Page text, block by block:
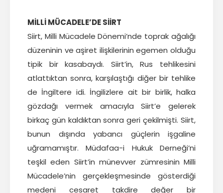
MİLLİ MÜCADELE’DE SİİRT
Siirt, Milli Mücadele Dönemi’nde toprak ağalığı
düzeninin ve aşiret ilişkilerinin egemen olduğu
tipik bir kasabaydı. Siirt’in, Rus tehlikesini
atlattıktan sonra, karşılaştığı diğer bir tehlike
de İngiltere idi. İngilizlere ait bir birlik, halka
gözdağı vermek amacıyla Siirt’e gelerek
birkaç gün kaldıktan sonra geri çekilmişti. Siirt,
bunun dışında yabancı güçlerin işgaline
uğramamıştır. Müdafaa-i Hukuk Derneği’ni
teşkil eden Siirt’in münevver zümresinin Milli
Mücadele’nin gerçekleşmesinde gösterdiği
medeni cesaret takdire değer bir